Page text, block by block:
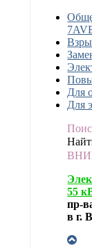
Для
Для
55
пр-
в г.